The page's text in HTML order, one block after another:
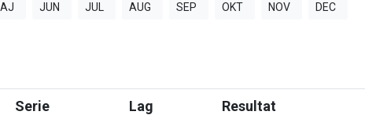
JUN JUL AUG SEP OKT NOV DEC
Serie Lag Resultat